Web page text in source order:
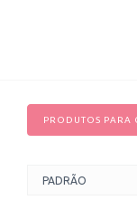
PRODUTOS PARA